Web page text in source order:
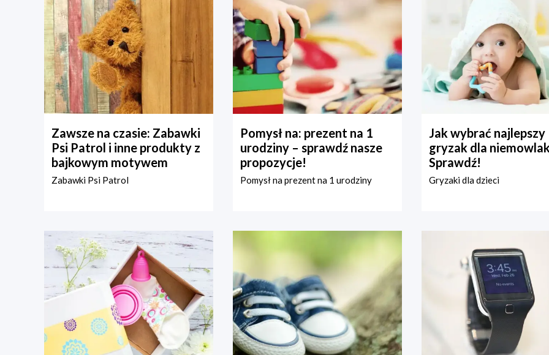
Zawsze na czasie: Zabawki
Psi Patrol i inne produkty z
bajkowym motywem
Zabawki Psi Patrol
Pomysł na: prezent na 1
urodziny – sprawdź nasze
propozycje!
Pomysł na prezent na 1 urodziny
Jak wybrać najlepszy
gryzak dla
Sprawdź!
Gryzaki dla dzieci